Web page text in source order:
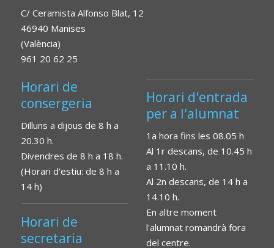
C/ Ceramista Alfonso Blat, 12
46940 Manises
(València)
961 20 62 25
Horari de
consergeria
Dilluns a dijous de 8 h a
20.30 h.
Divendres de 8 h a 18 h.
(Horari d'estiu: de 8 h a
14 h)
Horari de
secretaria
Horari d'entrada
per a l'alumnat
1a hora fins les 08.05 h
Al 1r descans, de 10.45 h
a 11.10 h.
Al 2n descans, de 14 h a
14.10 h.
En altre moment
l'alumnat romandrà fora
del centre.